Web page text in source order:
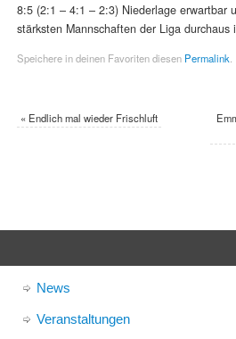
8:5 (2:1 – 4:1 – 2:3) Niederlage erwartbar
stärksten Mannschaften der Liga durchaus
Speichere in deinen Favoriten diesen Permalink
«Endlich mal wieder Frischluft
News
Veranstaltungen